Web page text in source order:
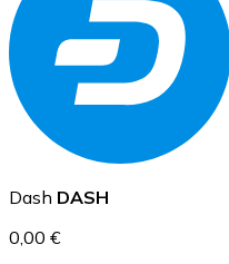
USD Coin
USDC
Dash DASH
0,00 €